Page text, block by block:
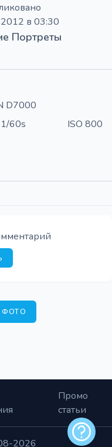
в 03:30
Портреты
D7000
1/60s
ISO 800
ФОТО
Промо
статьи
2026